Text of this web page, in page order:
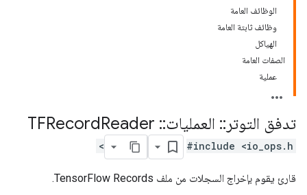
الوظائف العامة
وظائف ثابتة العامة
الهياكل
الصفات العامة
عملية
تدفق التوتر :: العمليات::
Reader
#include <io_ops.h>
قارئ يقوم بإخراج السجلات من ملف TensorFlow Records.